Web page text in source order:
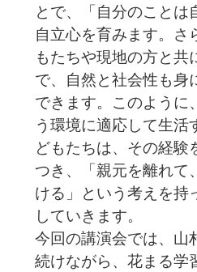
とで、「自分のことは
自立心を育みます。️さ
もたちや現地の方と共
で、自然と社会性も身
できます。このように
う環境に適応して生活
どもたちは、その経験
つき、「親元を離れて
ける」という考えを持
していきます。
今回の講演会では、山
続けながら、花まる学